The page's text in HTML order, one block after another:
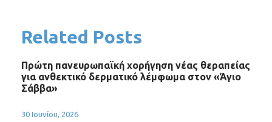
Related Posts
Πρώτη πανευρωπαϊκή χορήγηση νέας θεραπείας
για ανθεκτικό δερματικό λέμφωμα στον «Άγιο
Σάββα»
30 Ιουνίου, 2026